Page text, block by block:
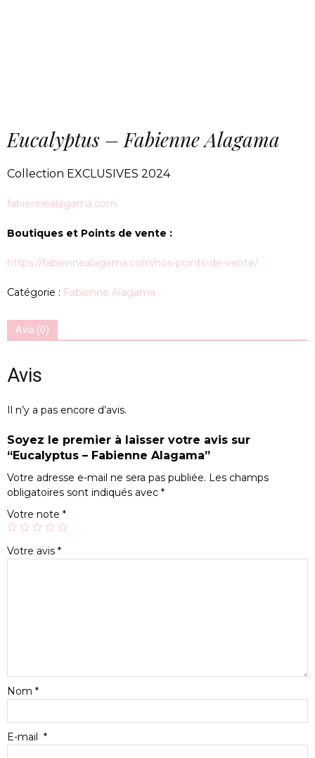
Eucalyptus – Fabienne Alagama
Collection EXCLUSIVES 2024
fabiennealagama.com
Boutiques et Points de vente :
https://fabiennealagama.com/nos-points-de-vente/
Catégorie : Fabienne Alagama
Avis (0)
Avis
Il n’y a pas encore d’avis.
Soyez le premier à laisser votre avis sur
“Eucalyptus – Fabienne Alagama”
Votre adresse e-mail ne sera pas publiée. Les champs
obligatoires sont indiqués avec *
Votre note *
Votre avis *
Nom *
E-mail *